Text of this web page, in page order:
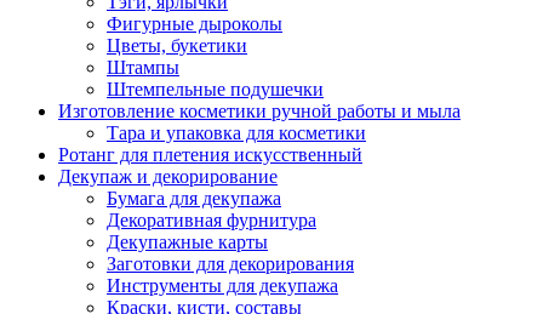
Фигурные дыроколы
Цветы, букетики
Штампы
Штемпельные подушечки
Изготовление косметики ручной работы и мыла
Тара и упаковка для косметики
Ротанг для плетения искусственный
Декупаж и декорирование
Бумага для декупажа
Декоративная фурнитура
Декупажные карты
Заготовки для декорирования
Инструменты для декупажа
Краски, кисти, составы